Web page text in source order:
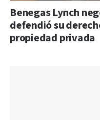
Benegas Lynch
defendió su
propiedad privada